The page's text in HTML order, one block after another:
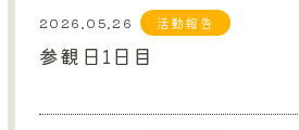
2026.05.26 活動報告
参観日1日目